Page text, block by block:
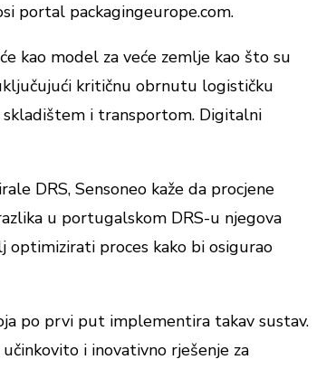
portal packagingeurope.com.
kao model za veće zemlje kao što su
kritičnu obrnutu logističku
skladištem i transportom. Digitalni
DRS, Sensoneo kaže da procjene
u portugalskom DRS-u njegova
optimizirati proces kako bi osigurao
po prvi put implementira takav sustav.
i inovativno rješenje za